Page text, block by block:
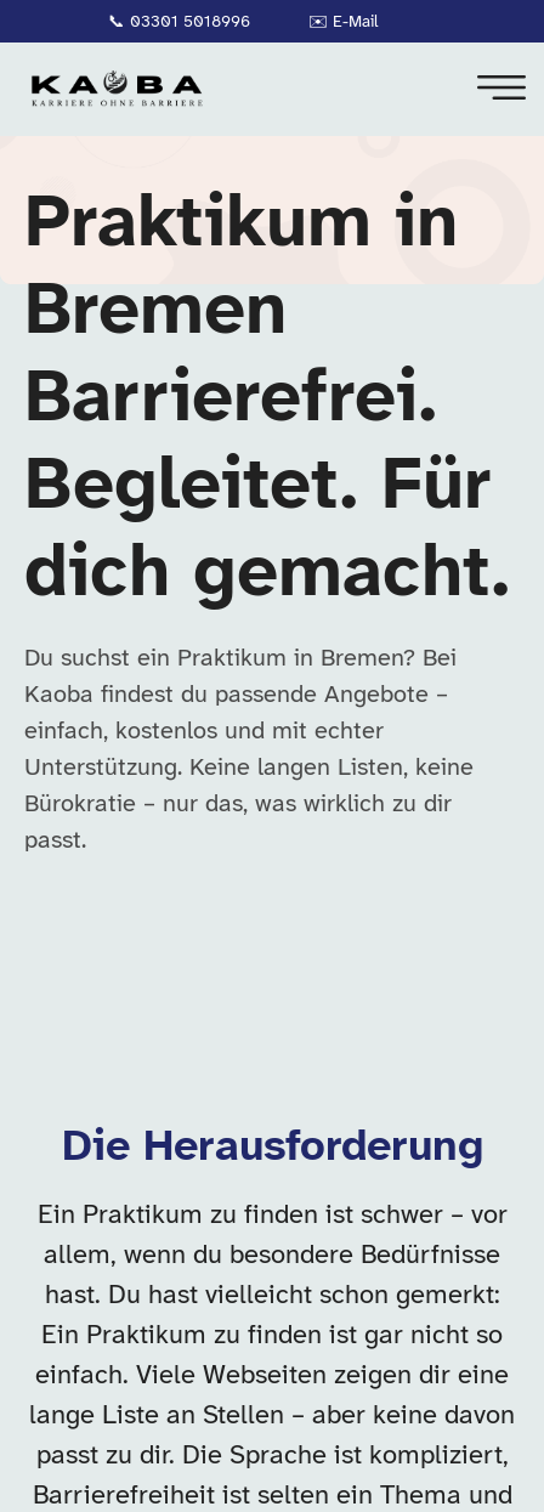
📞 03301 5018996 ✉️ E-Mail
Praktikum in
Bremen
Barrierefrei.
Begleitet. Für
dich gemacht.
Du suchst ein Praktikum in Bremen? Bei
Kaoba findest du passende Angebote –
einfach, kostenlos und mit echter
Unterstützung. Keine langen Listen, keine
Bürokratie – nur das, was wirklich zu dir
passt.
Die Herausforderung
Ein Praktikum zu finden ist schwer – vor
allem, wenn du besondere Bedürfnisse
hast. Du hast vielleicht schon gemerkt:
Ein Praktikum zu finden ist gar nicht so
einfach. Viele Webseiten zeigen dir eine
lange Liste an Stellen – aber keine davon
passt zu dir. Die Sprache ist kompliziert,
Barrierefreiheit ist selten ein Thema und